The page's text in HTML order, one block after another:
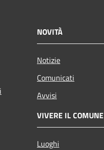
NOVITÀ
Notizie
Comunicati
Avvisi
VIVERE IL COMUNE
Luoghi